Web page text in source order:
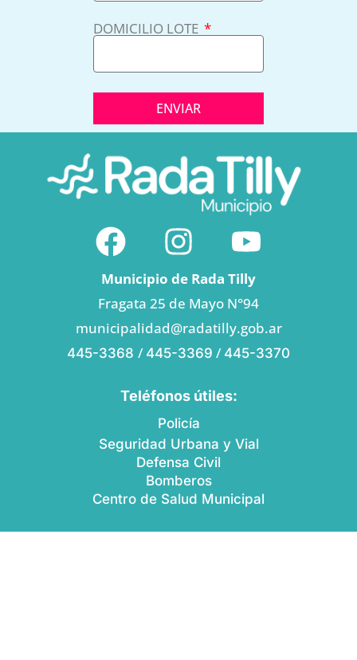
DOMICILIO LOTE
ENVIAR
Municipio de Rada Tilly
Fragata 25 de Mayo N°94
municipalidad@radatilly.gob.ar
445-3368 / 445-3369 / 445-3370
Teléfonos útiles:
Policía
Seguridad Urbana y Vial
Defensa Civil
Bomberos
Centro de Salud Municipal